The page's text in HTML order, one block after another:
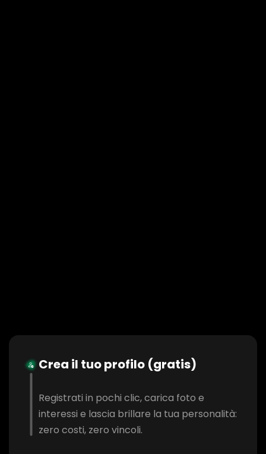
Crea il tuo profilo (gratis)
Registrati in pochi clic, carica foto e
interessi e lascia brillare la tua personalità:
zero costi, zero vincoli.